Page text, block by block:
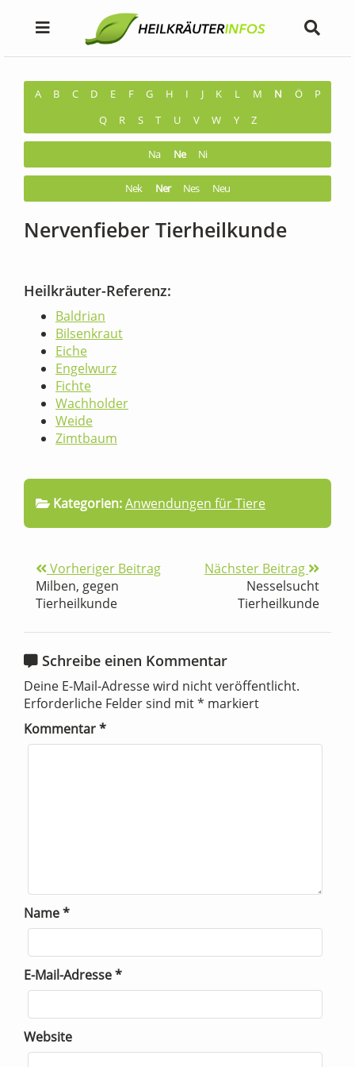
A B C D E F G H I J K L M N Ö
P
Q
R S T U V W Y Z
Na Ne Ni
Nek Ner Nes Neu
Nervenfieber Tierheilkunde
Heilkräuter-Referenz:
Baldrian
Bilsenkraut
Eiche
Engelwurz
Fichte
Wachholder
Weide
Zimtbaum
Kategorien:Anwendungen für Tiere
Vorheriger Beitrag
Milben, gegen
Tierheilkunde
Nächster Beitrag
Nesselsucht
Tierheilkunde
Schreibe einen Kommentar
Deine E-Mail-Adresse wird nicht veröffentlicht.
Erforderliche Felder sind mit* markiert
Kommentar*
Name*
E-Mail-Adresse*
Website